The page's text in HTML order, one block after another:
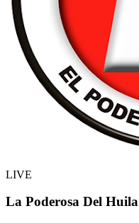
LIVE
La Poderosa Del Huila